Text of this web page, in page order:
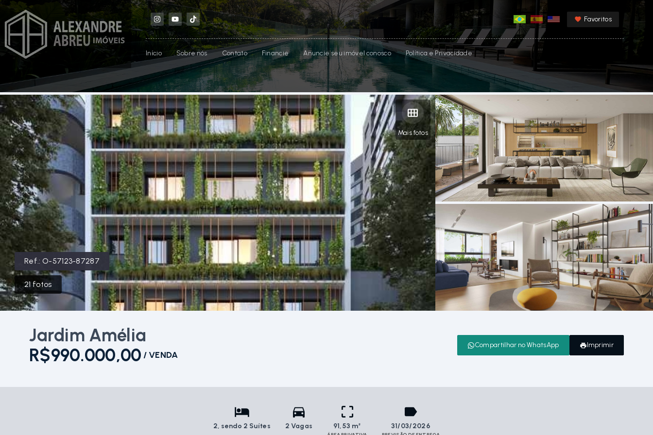
Favoritos
Início Sobre nós Contato Financie Anuncie seu imóvel conosco Política e Privacidade
Ref.:O-57123-87287
21fotos
Mais fotos
Jardim Amélia
R$990.000,00 / VENDA
Compartilhar no WhatsApp Imprimir
2, sendo 2 Suítes 2 Vagas 91,53 m² 31/03/2026